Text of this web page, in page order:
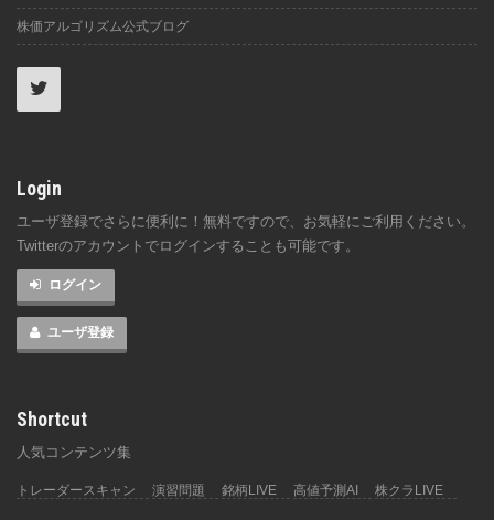
株価アルゴリズム公式ブログ
Login
ユーザ登録でさらに便利に！無料ですので、お気軽にご利用ください。
Twitterのアカウントでログインすることも可能です。
ログイン
ユーザ登録
Shortcut
人気コンテンツ集
トレーダースキャン 演習問題 銘柄LIVE 高値予測AI 株クラLIVE